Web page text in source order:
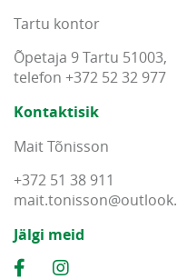
Tartu kontor
Õpetaja 9 Tartu 51003,
telefon +372 52 32 977
Kontaktisik
Mait Tõnisson
+372 51 38 911
mait.tonisson@outlook.
Jälgi meid